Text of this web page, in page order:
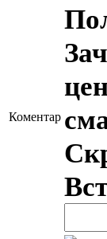
Коментар